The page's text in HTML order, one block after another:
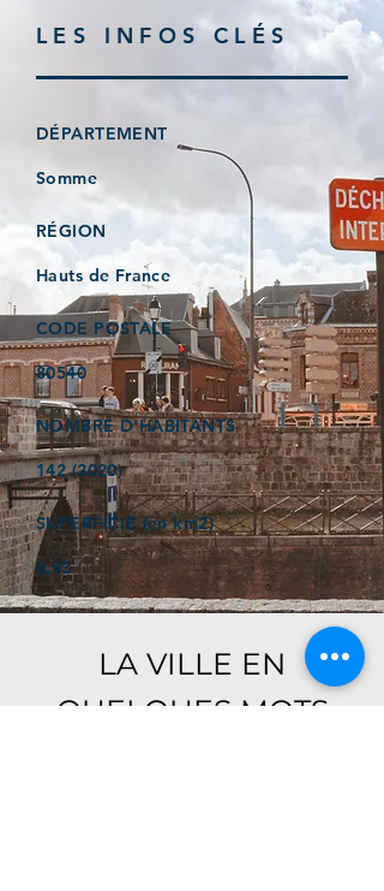
LES INFOS CLÉS
DÉPARTEMENT
Somme
RÉGION
Hauts de France
CODE POSTALE
80540
NOMBRE D'HABITANTS
142 (2020)
SUPERFICIE (en km2)
6,93
LA VILLE EN
QUELQUES MOTS